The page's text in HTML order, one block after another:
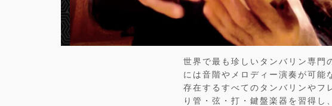
世界で最も珍しいタンバリン専門
には音階やメロディー演奏が可能
存在するすべてのタンバリンやフ
り管・弦・打・鍵盤楽器を習得し